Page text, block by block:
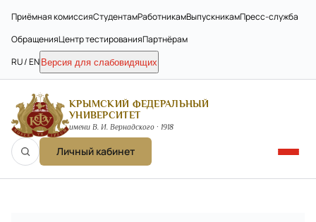
Приёмная комиссияСтудентамРаботникамВыпускникамПресс-служба
ОбращенияЦентр тестированияПартнёрам
RU / EN Версия для слабовидящих
КРЫМСКИЙ ФЕДЕРАЛЬНЫЙ
УНИВЕРСИТЕТ
имени В. И. Вернадского · 1918
Личный кабинет